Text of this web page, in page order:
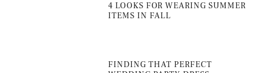
4 LOOKS FOR WEARING SUMMER
ITEMS IN FALL
FINDING THAT PERFECT